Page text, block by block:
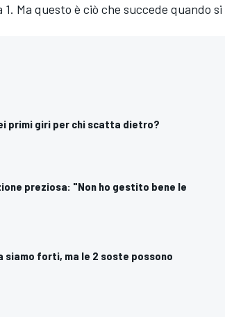
Ma questo è ciò che succede quando si
primi giri per chi scatta dietro?
preziosa: "Non ho gestito bene le
siamo forti, ma le 2 soste possono